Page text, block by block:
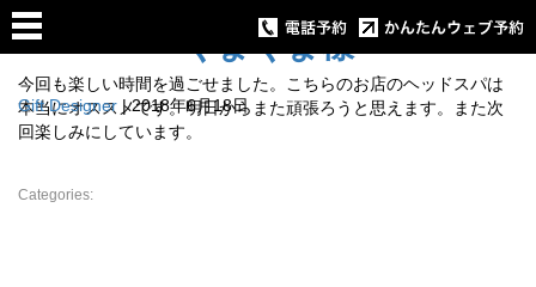
くまくま様
Gift Designer |2018年6月18日
今回も楽しい時間を過ごせました。こちらのお店のヘッドスパは
本当にオススメです。明日からまた頑張ろうと思えます。また次
回楽しみにしています。
Categories: